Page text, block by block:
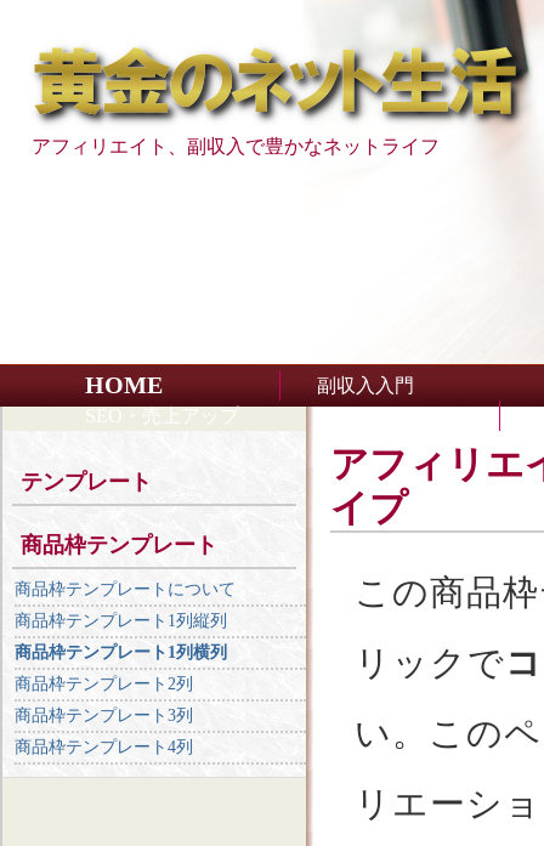
アフィリエイト、副収入で豊かなネットライフ
HOME
副収入入門
SEO・売上アップ
アフィリエ
イプ
この商品
リックで
い。この
リエーシ
テンプレート
商品枠テンプレート
商品枠テンプレートについて
商品枠テンプレート1列縦列
商品枠テンプレート1列横列
商品枠テンプレート2列
商品枠テンプレート3列
商品枠テンプレート4列